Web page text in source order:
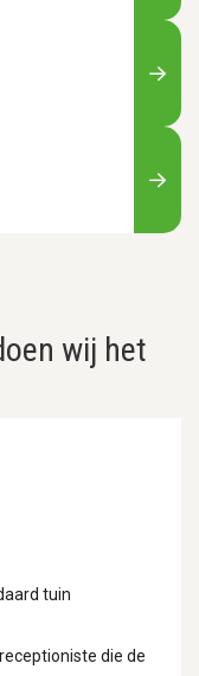
wij het
tuin
die de